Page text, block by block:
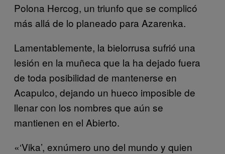
Polona Hercog, un triunfo que se complicó
más allá de lo planeado para Azarenka.
Lamentablemente, la bielorrusa sufrió una
lesión en la muñeca que la ha dejado fuera
de toda posibilidad de mantenerse en
Acapulco, dejando un hueco imposible de
llenar con los nombres que aún se
mantienen en el Abierto.
«‘Vika’, exnúmero uno del mundo y quien